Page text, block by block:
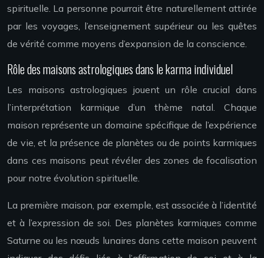
spirituelle. La personne pourrait être naturellement attirée
par les voyages, l’enseignement supérieur ou les quêtes
de vérité comme moyens d’expansion de la conscience.
Rôle des maisons astrologiques dans le karma individuel
Les maisons astrologiques jouent un rôle crucial dans
l’interprétation karmique d’un thème natal. Chaque
maison représente un domaine spécifique de l’expérience
de vie, et la présence de planètes ou de points karmiques
dans ces maisons peut révéler des zones de focalisation
pour notre évolution spirituelle.
La première maison, par exemple, est associée à l’identité
et à l’expression de soi. Des planètes karmiques comme
Saturne ou les nœuds lunaires dans cette maison peuvent